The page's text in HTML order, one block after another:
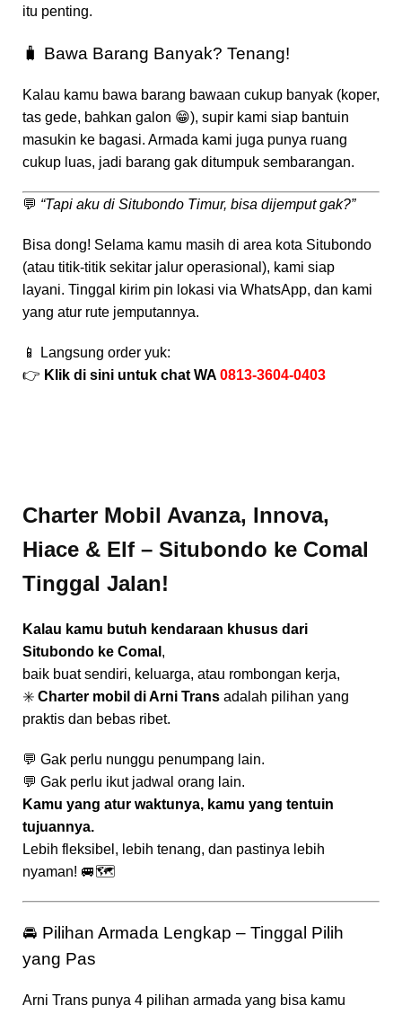
itu penting.
🧳 Bawa Barang Banyak? Tenang!
Kalau kamu bawa barang bawaan cukup banyak (koper,
tas gede, bahkan galon 😁), supir kami siap bantuin
masukin ke bagasi. Armada kami juga punya ruang
cukup luas, jadi barang gak ditumpuk sembarangan.
💬 “Tapi aku di Situbondo Timur, bisa dijemput gak?”
Bisa dong! Selama kamu masih di area kota Situbondo
(atau titik-titik sekitar jalur operasional), kami siap
layani. Tinggal kirim pin lokasi via WhatsApp, dan kami
yang atur rute jemputannya.
📱 Langsung order yuk:
👉 Klik di sini untuk chat WA 0813-3604-0403
Charter Mobil Avanza, Innova,
Hiace & Elf – Situbondo ke Comal
Tinggal Jalan!
Kalau kamu butuh kendaraan khusus dari
Situbondo ke Comal ,
baik buat sendiri, keluarga, atau rombongan kerja,
✳️ Charter mobil di Arni Trans adalah pilihan yang
praktis dan bebas ribet.
💬 Gak perlu nunggu penumpang lain.
💬 Gak perlu ikut jadwal orang lain.
Kamu yang atur waktunya, kamu yang tentuin
tujuannya.
Lebih fleksibel, lebih tenang, dan pastinya lebih
nyaman! 🚐🗺️
🚘 Pilihan Armada Lengkap – Tinggal Pilih
yang Pas
Arni Trans punya 4 pilihan armada yang bisa kamu